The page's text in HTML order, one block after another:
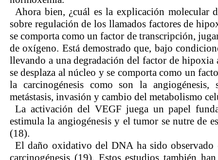
Ahora bien, ¿cuál es la explicación
sobre regulación de los llamados factores de
se comporta como un factor de transcripción,
de oxígeno. Está demostrado que, bajo
llevando a una degradación del factor de
se desplaza al núcleo y se comporta como un
la carcinogénesis como son la
metástasis, invasión y cambio del metabolismo
La activación del VEGF juega un papel
estimula la angiogénesis y el tumor se nutre de
(18).
El daño oxidativo del DNA ha sido observado
carcinogénesis (19). Estos estudios también